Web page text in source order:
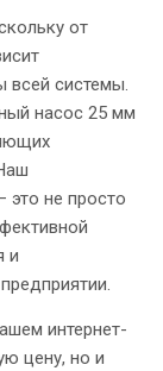
от
всей системы.
насос 25 мм
не просто
и
интернет-
цену, но и